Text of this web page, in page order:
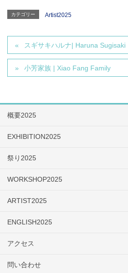
カテゴリー Artist2025
スギサキハルナ| Haruna Sugisaki
小芳家族 | Xiao Fang Family
概要2025
EXHIBITION2025
祭り2025
WORKSHOP2025
ARTIST2025
ENGLISH2025
アクセス
問い合わせ